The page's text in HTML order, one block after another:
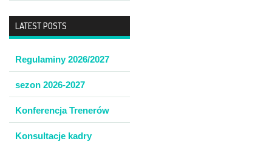
LATEST POSTS
Regulaminy 2026/2027
sezon 2026-2027
Konferencja Trenerów
Konsultacje kadry